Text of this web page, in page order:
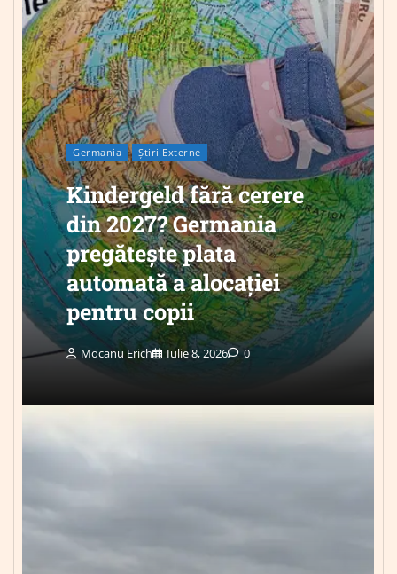
Germania Știri Externe
Kindergeld fără cerere
din 2027? Germania
pregătește plata
automată a alocației
pentru copii
Mocanu Erich Iulie 8, 2026 0